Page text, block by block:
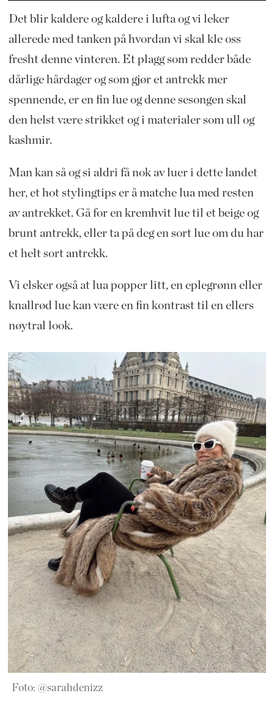
Det blir kaldere og kaldere i lufta og vi leker
allerede med tanken på hvordan vi skal kle oss
fresht denne vinteren. Et plagg som redder både
dårlige hårdager og som gjør et antrekk mer
spennende, er en fin lue og denne sesongen skal
den helst være strikket og i materialer som ull og
kashmir.
Man kan så og si aldri få nok av luer i dette landet
her, et hot stylingtips er å matche lua med resten
av antrekket. Gå for en kremhvit lue til et beige og
brunt antrekk, eller ta på deg en sort lue om du har
et helt sort antrekk.
Vi elsker også at lua popper litt, en eplegrønn eller
knallrød lue kan være en fin kontrast til en ellers
nøytral look.
Foto: @sarahdenizz